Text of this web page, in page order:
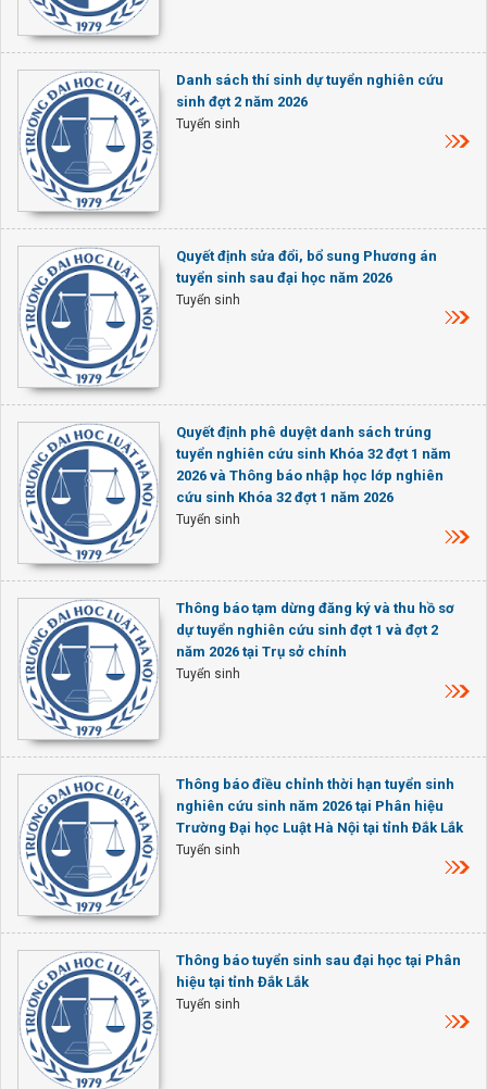
Danh sách thí sinh dự tuyển nghiên cứu
sinh đợt 2 năm 2026
Tuyển sinh
Quyết định sửa đổi, bổ sung Phương án
tuyển sinh sau đại học năm 2026
Tuyển sinh
Quyết định phê duyệt danh sách trúng
tuyển nghiên cứu sinh Khóa 32 đợt 1 năm
2026 và Thông báo nhập học lớp nghiên
cứu sinh Khóa 32 đợt 1 năm 2026
Tuyển sinh
Thông báo tạm dừng đăng ký và thu hồ sơ
dự tuyển nghiên cứu sinh đợt 1 và đợt 2
năm 2026 tại Trụ sở chính
Tuyển sinh
Thông báo điều chỉnh thời hạn tuyển sinh
nghiên cứu sinh năm 2026 tại Phân hiệu
Trường Đại học Luật Hà Nội tại tỉnh Đắk Lắk
Tuyển sinh
Thông báo tuyển sinh sau đại học tại Phân
hiệu tại tỉnh Đắk Lắk
Tuyển sinh